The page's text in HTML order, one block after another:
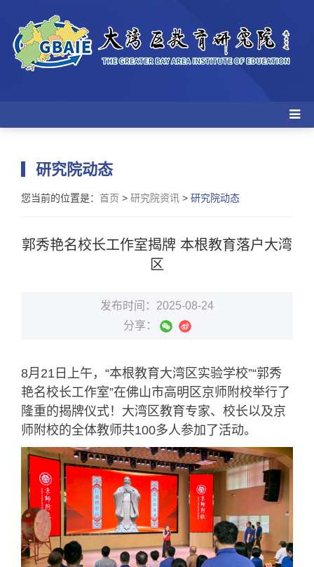
研究院动态
您当前的位置是： 首页 > 研究院资讯 > 研究院动态
郭秀艳名校长工作室揭牌 本根教育落户大湾
区
发布时间：2025-08-24
分享：
8月21日上午，“本根教育大湾区实验学校”“郭秀
艳名校长工作室”在佛山市高明区京师附校举行了
隆重的揭牌仪式！大湾区教育专家、校长以及京
师附校的全体教师共100多人参加了活动。